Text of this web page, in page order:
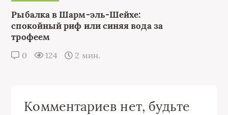
Рыбалка в Шарм-эль-Шейхе:
спокойный риф или синяя вода за
трофеем
0 124 2 мин.
Комментариев нет, будьте